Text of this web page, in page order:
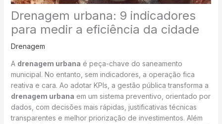
Drenagem urbana: 9 indicadores
para medir a eficiência da cidade
Drenagem
A drenagem urbana é peça-chave do saneamento
municipal. No entanto, sem indicadores, a operação fica
reativa e cara. Ao adotar KPIs, a gestão pública transforma a
drenagem urbana em um sistema preventivo, orientado por
dados, com decisões mais rápidas, justificativas técnicas
transparentes e melhor priorização de investimentos. Além